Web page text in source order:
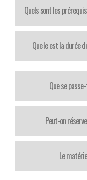
Quels sont les
Quelle est la durée
Que se
Peut-on
Le